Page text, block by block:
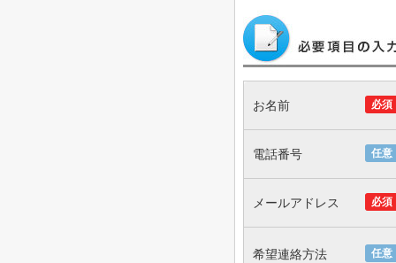
必須
お名前
任意
電話番号
必須
メールアドレス
任意
希望連絡方法